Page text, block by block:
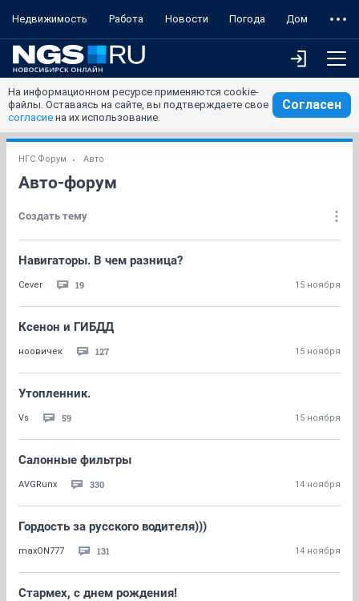
Недвижимость Работа Новости Погода Дом
На информационном ресурсе применяются cookie-
файлы. Оставаясь на сайте, вы подтверждаете свое
согласие на их использование.
Согласен
НГС.Форум Авто
Авто-форум
Создать тему
Навигаторы. В чем разница?
Cever 19 15 ноября
Ксенон и ГИБДД
ноовичек 127 15 ноября
Утопленник.
Vs 59 15 ноября
Салонные фильтры
AVGRunx 330 14 ноября
Гордость за русского водителя)))
maxON777 131 14 ноября
Стармех, с днем рождения!